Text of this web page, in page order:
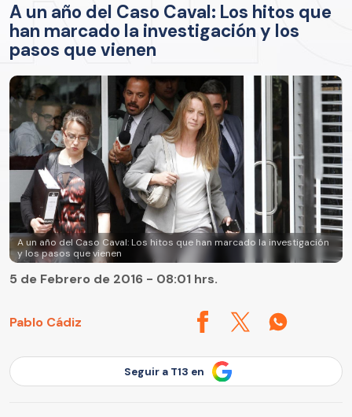
A un año del Caso Caval: Los hitos que
han marcado la investigación y los
pasos que vienen
A un año del Caso Caval: Los hitos que han marcado la investigación
y los pasos que vienen
Pablo Cádiz
5 de Febrero de 2016 - 08:01 hrs.
Seguir a T13 en